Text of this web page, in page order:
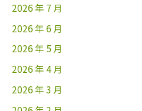
2026 年 7 月
2026 年 6 月
2026 年 5 月
2026 年 4 月
2026 年 3 月